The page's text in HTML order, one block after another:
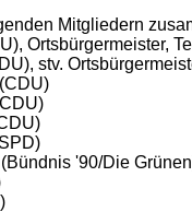
Mitgliedern
Ortsbürgermeister,
stv.
'90/Die